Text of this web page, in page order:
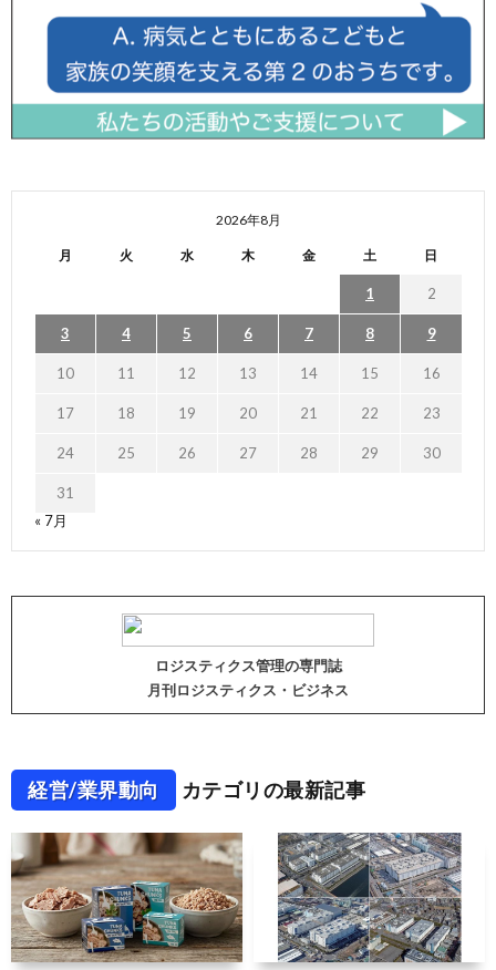
2026年8月
月 火 水 木 金 土 日
1 2
3 4 5 6 7 8 9
10 11 12 13 14 15 16
17 18 19 20 21 22 23
24 25 26 27 28 29 30
31
« 7月
ロジスティクス管理の専門誌
月刊ロジスティクス・ビジネス
経営/業界動向 カテゴリの最新記事